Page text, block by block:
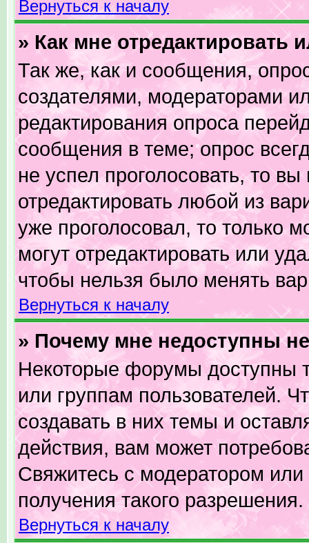
Вернуться к началу
» Как мне отредактировать
Так же, как и сообщения,
создателями, модераторами
редактирования опроса
сообщения в теме; опрос
не успел проголосовать, то
отредактировать любой из
уже проголосовал, то только
могут отредактировать или
чтобы нельзя было менять
Вернуться к началу
» Почему мне недоступны
Некоторые форумы доступны
или группам пользователей.
создавать в них темы и
действия, вам может
Свяжитесь с модератором
получения такого разрешения.
Вернуться к началу